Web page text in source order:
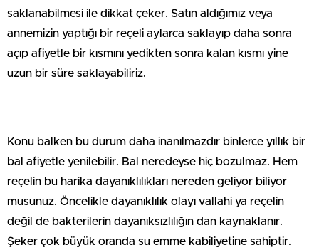
saklanabilmesi ile dikkat çeker. Satın aldığımız veya
annemizin yaptığı bir reçeli aylarca saklayıp daha sonra
açıp afiyetle bir kısmını yedikten sonra kalan kısmı yine
uzun bir süre saklayabiliriz.
Konu balken bu durum daha inanılmazdır binlerce yıllık bir
bal afiyetle yenilebilir. Bal neredeyse hiç bozulmaz. Hem
reçelin bu harika dayanıklılıkları nereden geliyor biliyor
musunuz. Öncelikle dayanıklılık olayı vallahi ya reçelin
değil de bakterilerin dayanıksızlılığın dan kaynaklanır.
Şeker çok büyük oranda su emme kabiliyetine sahiptir.